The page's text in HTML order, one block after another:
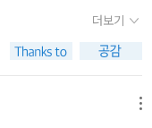
다는 사실 또한 알 수밖
니없는 도전은 엄연
알지 못하는 상대에게
전한다는 건 자살행
다. 그리고 일등 항해사
'플래스크'가 있다. '퀴
다.​고래잡이는 지구에
이고시도 때도 없이 명
자나, 낭만적이고 우울
을 넘길 것인지 그 결
뿐인지도 몰라. 원하는
져가. 이건 내가 아니니
린 보트, 구멍 뚫린 몸뚱
할지라도 내 영혼에 구
더보기